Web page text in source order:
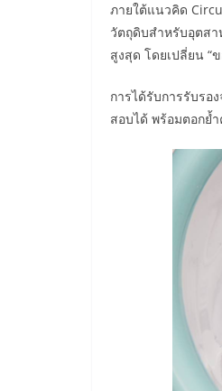
ภายใต้แนวคิด
วัตถุดิบสำหรับอุตส
สูงสุด โดยเปลี่ยน “
การได้รับการรับรอ
สอบได้ พร้อมตอกย้